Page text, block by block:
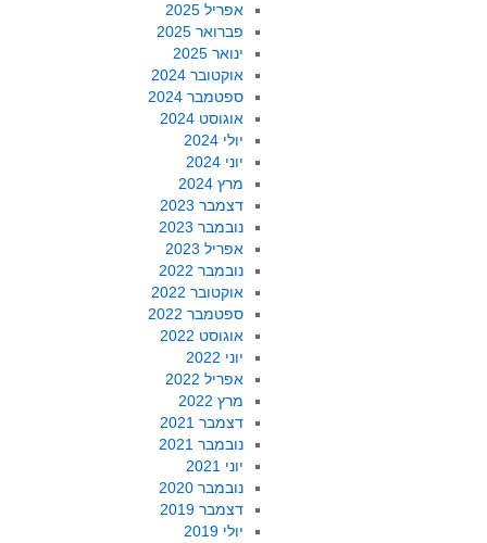
אפריל 2025
פברואר 2025
ינואר 2025
אוקטובר 2024
ספטמבר 2024
אוגוסט 2024
יולי 2024
יוני 2024
מרץ 2024
דצמבר 2023
נובמבר 2023
אפריל 2023
נובמבר 2022
אוקטובר 2022
ספטמבר 2022
אוגוסט 2022
יוני 2022
אפריל 2022
מרץ 2022
דצמבר 2021
נובמבר 2021
יוני 2021
נובמבר 2020
דצמבר 2019
יולי 2019